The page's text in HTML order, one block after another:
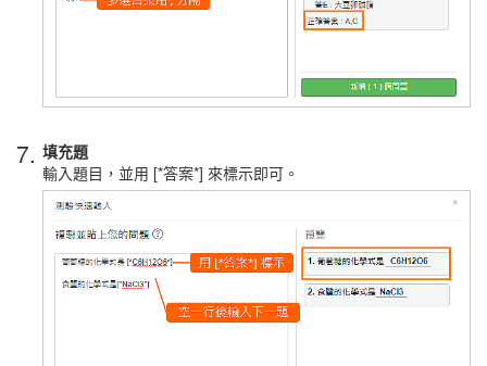
7. 填充題
輸入題目，並用 [*答案*] 來標示即可。